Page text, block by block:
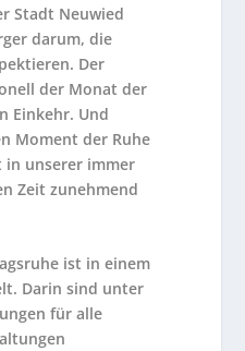
Stadt Neuwied
darum, die
Der
der Monat der
Einkehr. Und
Moment der Ruhe
in unserer immer
Zeit zunehmend
ist in einem
Darin sind unter
für alle